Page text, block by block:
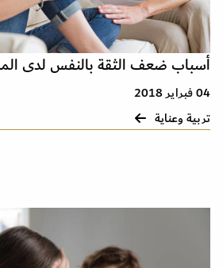
أسباب ضعف الثقة بالنفس لدى
04 فبراير 2018
تربية وعناية